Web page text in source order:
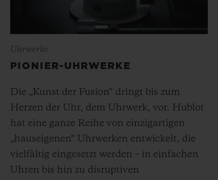
Uhrwerke
PIONIER-UHRWERKE
Die „Kunst der Fusion“ dringt bis zum
Herzen der Uhr, dem Uhrwerk, vor. Hublot
hat eine ganze Reihe von einzigartigen
„hauseigenen“ Uhrwerken entwickelt, die
vielfältig eingesetzt werden – in einfachen
Uhren bis hin zu disruptiven